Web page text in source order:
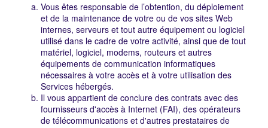
Vous êtes responsable de l’obtention, du déploiement
et de la maintenance de votre ou de vos sites Web
internes, serveurs et tout autre équipement ou logiciel
utilisé dans le cadre de votre activité, ainsi que de tout
matériel, logiciel, modems, routeurs et autres
équipements de communication informatiques
nécessaires à votre accès et à votre utilisation des
Services hébergés.
Il vous appartient de conclure des contrats avec des
fournisseurs d'accès à Internet (FAI), des opérateurs
de télécommunications et d'autres prestataires de